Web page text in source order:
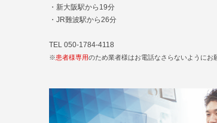
・新大阪駅から19分
・JR難波駅から26分
TEL 050-1784-4118
※患者様専用のため業者様はお電話なさらないようにお